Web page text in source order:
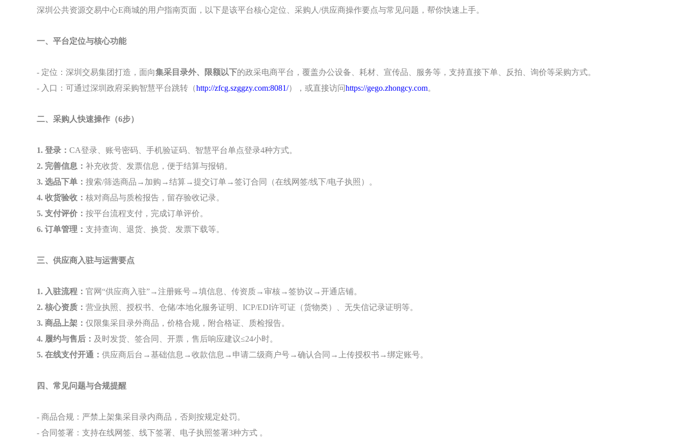
深圳公共资源交易中心E商城的用户指南页面，以下是该平台核心定位、采购人/供应商操作要点与常见问题，帮你快速上手。
一、平台定位与核心功能
- 定位：深圳交易集团打造，面向集采目录外、限额以下的政采电商平台，覆盖办公设备、耗材、宣传品、服务等，支持直接下单、反拍、询价等采购方式。
- 入口：可通过深圳政府采购智慧平台跳转（http://zfcg.szggzy.com:8081/），或直接访问https://gego.zhongcy.com。
二、采购人快速操作（6步）
1. 登录： CA登录、账号密码、手机验证码、智慧平台单点登录4种方式。
2. 完善信息： 补充收货、发票信息，便于结算与报销。
3. 选品下单： 搜索/筛选商品→加购→结算→提交订单→签订合同（在线网签/线下/电子执照）。
4. 收货验收： 核对商品与质检报告，留存验收记录。
5. 支付评价： 按平台流程支付，完成订单评价。
6. 订单管理： 支持查询、退货、换货、发票下载等。
三、供应商入驻与运营要点
1. 入驻流程： 官网“供应商入驻”→注册账号→填信息、传资质→审核→签协议→开通店铺。
2. 核心资质： 营业执照、授权书、仓储/本地化服务证明、ICP/EDI许可证（货物类）、无失信记录证明等。
3. 商品上架： 仅限集采目录外商品，价格合规，附合格证、质检报告。
4. 履约与售后： 及时发货、签合同、开票，售后响应建议≤24小时。
5. 在线支付开通： 供应商后台→基础信息→收款信息→申请二级商户号→确认合同→上传授权书→绑定账号。
四、常见问题与合规提醒
- 商品合规：严禁上架集采目录内商品，否则按规定处罚。
- 合同签署：支持在线网签、线下签署、电子执照签署3种方式 。